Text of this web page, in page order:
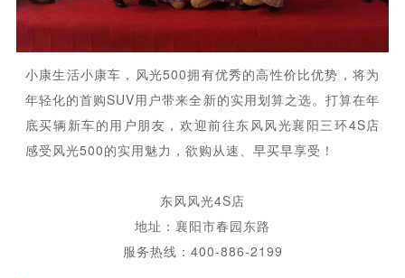
小康生活小康车，风光500拥有优秀的高性价比优势，将为
年轻化的首购SUV用户带来全新的实用划算之选。打算在年
底买辆新车的用户朋友，欢迎前往东风风光襄阳三环4S店
感受风光500的实用魅力，欲购从速、早买早享受！
东风风光4S店
地址： 襄阳市春园东路
服务热线：400-886-2199